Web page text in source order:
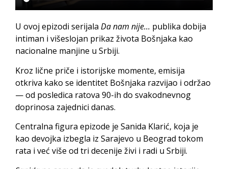
U ovoj epizodi serijala Da nam nije… publika dobija
intiman i višeslojan prikaz života Bošnjaka kao
nacionalne manjine u Srbiji.
Kroz lične priče i istorijske momente, emisija
otkriva kako se identitet Bošnjaka razvijao i održao
— od posledica ratova 90-ih do svakodnevnog
doprinosa zajednici danas.
Centralna figura epizode je Sanida Klarić, koja je
kao devojka izbegla iz Sarajevo u Beograd tokom
rata i već više od tri decenije živi i radi u Srbiji.